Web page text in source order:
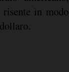
risente in modo